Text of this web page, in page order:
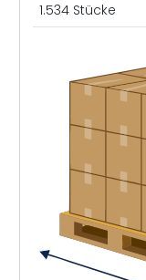
1.534 Stücke